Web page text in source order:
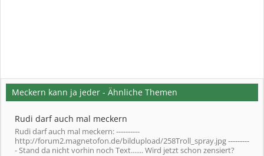
Meckern kann ja jeder - Ähnliche Themen
Rudi darf auch mal meckern
Rudi darf auch mal meckern: ----------
http://forum2.magnetofon.de/bildupload/258Troll_spray.jpg ---------
- Stand da nicht vorhin noch Text....... Wird jetzt schon zensiert?